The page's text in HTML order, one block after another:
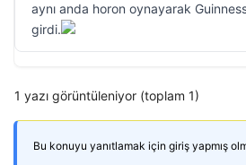
aynı anda horon oynayarak
girdi.
1 yazı görüntüleniyor (toplam 1)
Bu konuyu yanıtlamak için giriş yapmış